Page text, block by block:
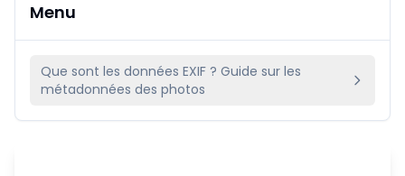
Menu
Que sont les données EXIF ? Guide sur les
métadonnées des photos